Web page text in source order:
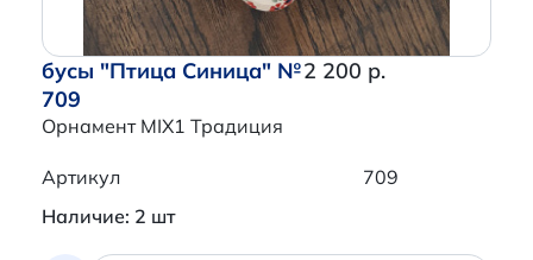
бусы "Птица Синица" №
709
Орнамент MIX1 Традиция
2 200 р.
Артикул
709
Наличие: 2 шт